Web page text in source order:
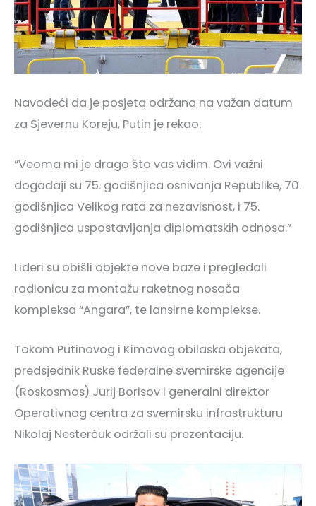
Navodeći da je posjeta održana na važan datum
za Sjevernu Koreju, Putin je rekao:
“Veoma mi je drago što vas vidim. Ovi važni
događaji su 75. godišnjica osnivanja Republike, 70.
godišnjica Velikog rata za nezavisnost, i 75.
godišnjica uspostavljanja diplomatskih odnosa.”
Lideri su obišli objekte nove baze i pregledali
radionicu za montažu raketnog nosača
kompleksa “Angara”, te lansirne komplekse.
Tokom Putinovog i Kimovog obilaska objekata,
predsjednik Ruske federalne svemirske agencije
(Roskosmos) Jurij Borisov i generalni direktor
Operativnog centra za svemirsku infrastrukturu
Nikolaj Nesterčuk održali su prezentaciju.